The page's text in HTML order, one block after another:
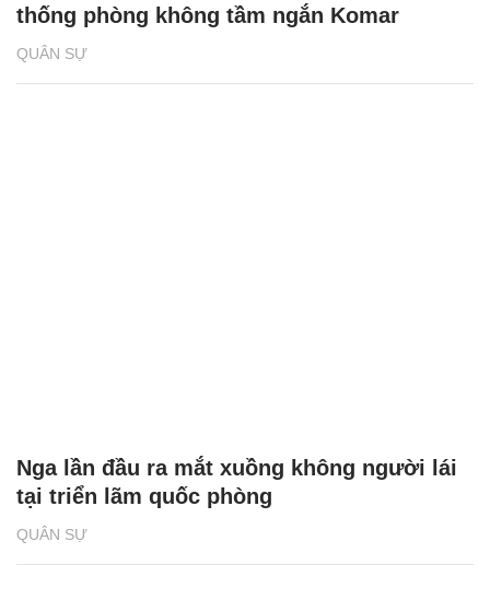
QUÂN SỰ
thống phòng không tầm ngắn Komar
QUÂN SỰ
Nga lần đầu ra mắt xuồng không người lái
tại triển lãm quốc phòng